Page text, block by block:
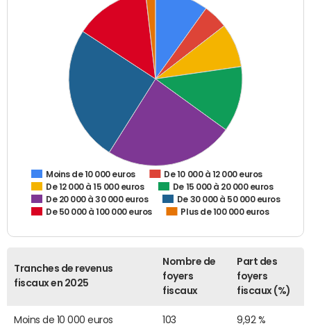
Moins de 10 000 euros
De 10 000 à 12 000 euros
De 12 000 à 15 000 euros
De 15 000 à 20 000 euros
De 20 000 à 30 000 euros
De 30 000 à 50 000 euros
De 50 000 à 100 000 euros
Plus de 100 000 euros
Tranches de revenus
fiscaux en 2025
Nombre de
foyers
fiscaux
Part des
foyers
fiscaux (%)
Moins de 10 000 euros 103 9,92 %